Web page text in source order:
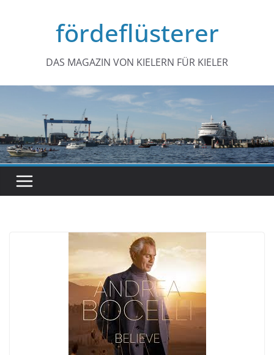
fördeflüsterer
DAS MAGAZIN VON KIELERN FÜR KIELER